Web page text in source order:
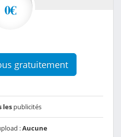
0€
gratuitement
les publicités
:Aucune